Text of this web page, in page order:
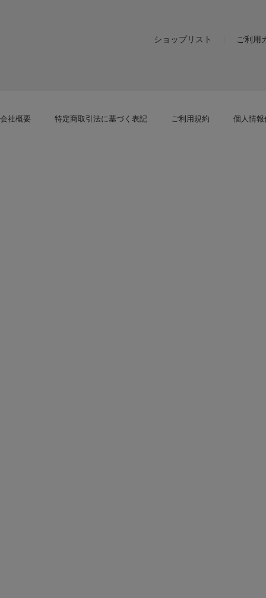
ショップリスト ご利用
会社概要 特定商取引法に基づく表記 ご利用規約 個人情